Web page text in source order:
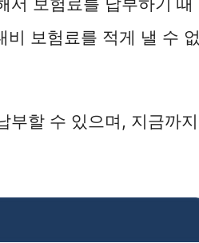
보험료를 적게 낼 수 없
부할 수 있으며, 지금까지